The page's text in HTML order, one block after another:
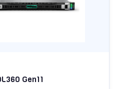
Gen11